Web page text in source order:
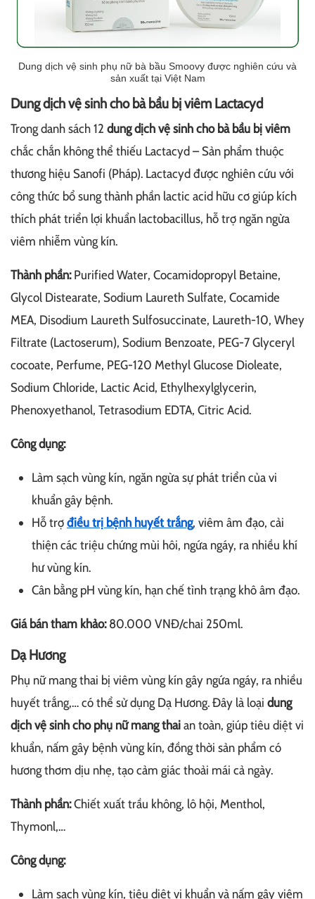
Dung dịch vệ sinh phụ nữ bà bầu Smoovy được nghiên cứu và
sản xuất tại Việt Nam
Dung dịch vệ sinh cho bà bầu bị viêm Lactacyd
Trong danh sách 12 dung dịch vệ sinh cho bà bầu bị viêm
chắc chắn không thể thiếu Lactacyd – Sản phẩm thuộc
thương hiệu Sanofi (Pháp). Lactacyd được nghiên cứu với
công thức bổ sung thành phần lactic acid hữu cơ giúp kích
thích phát triển lợi khuẩn lactobacillus, hỗ trợ ngăn ngừa
viêm nhiễm vùng kín.
Thành phần:Purified Water, Cocamidopropyl Betaine,
Glycol Distearate, Sodium Laureth Sulfate, Cocamide
MEA, Disodium Laureth Sulfosuccinate, Laureth-10, Whey
Filtrate (Lactoserum), Sodium Benzoate, PEG-7 Glyceryl
cocoate, Perfume, PEG-120 Methyl Glucose Dioleate,
Sodium Chloride, Lactic Acid, Ethylhexylglycerin,
Phenoxyethanol, Tetrasodium EDTA, Citric Acid.
Công dụng:
Làm sạch vùng kín, ngăn ngừa sự phát triển của vi
khuẩn gây bệnh.
Hỗ trợđiều trị bệnh huyết trắng, viêm âm đạo, cải
thiện các triệu chứng mùi hôi, ngứa ngáy, ra nhiều khí
hư vùng kín.
Cân bằng pH vùng kín, hạn chế tình trạng khô âm đạo.
Giá bán tham khảo:80.000 VNĐ/chai 250ml.
Dạ Hương
Phụ nữ mang thai bị viêm vùng kín gây ngứa ngáy, ra nhiều
huyết trắng,… có thể sử dụng Dạ Hương. Đây là loại dung
dịch vệ sinh cho phụ nữ mang thaian toàn, giúp tiêu diệt vi
khuẩn, nấm gây bệnh vùng kín, đồng thời sản phẩm có
hương thơm dịu nhẹ, tạo cảm giác thoải mái cả ngày.
Thành phần:Chiết xuất trầu không, lô hội, Menthol,
Thymonl,…
Công dụng:
Làm sạch vùng kín, tiêu diệt vi khuẩn và nấm gây viêm